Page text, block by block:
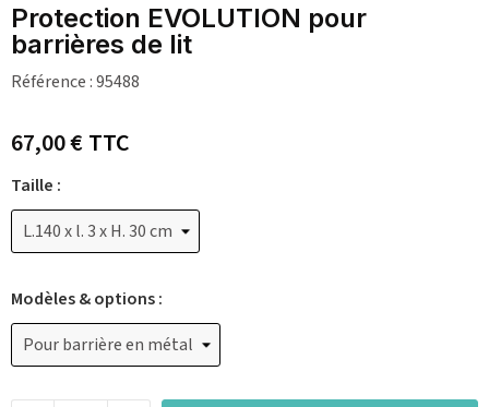
Protection EVOLUTION pour
barrières de lit
Référence :95488
67,00 €TTC
Taille :
Modèles & options :